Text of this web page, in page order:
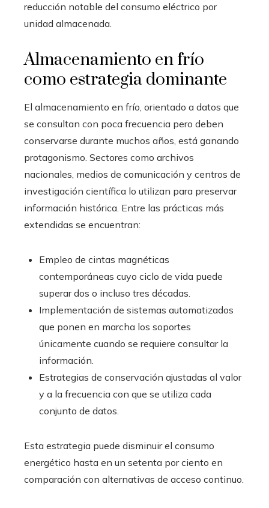
reducción notable del consumo eléctrico por
unidad almacenada.
Almacenamiento en frío
como estrategia dominante
El almacenamiento en frío, orientado a datos que
se consultan con poca frecuencia pero deben
conservarse durante muchos años, está ganando
protagonismo. Sectores como archivos
nacionales, medios de comunicación y centros de
investigación científica lo utilizan para preservar
información histórica. Entre las prácticas más
extendidas se encuentran:
Empleo de cintas magnéticas
contemporáneas cuyo ciclo de vida puede
superar dos o incluso tres décadas.
Implementación de sistemas automatizados
que ponen en marcha los soportes
únicamente cuando se requiere consultar la
información.
Estrategias de conservación ajustadas al valor
y a la frecuencia con que se utiliza cada
conjunto de datos.
Esta estrategia puede disminuir el consumo
energético hasta en un setenta por ciento en
comparación con alternativas de acceso continuo.